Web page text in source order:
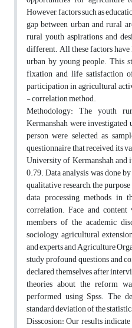
However, factors such as
gap between urban and rural
rural youth aspirations and
different. All these factors
urban by young people. This
fixation and life satisfaction
participation in agricultural
- correlation method.
Methodology: The youth
Kermanshah were
person were selected as
questionnaire that received its
University of Kermanshah
0.79. Data analysis was done
qualitative research, the
data processing methods in
correlation. Face and
members of the academic
sociology, agricultural
and experts and Agriculture
study profound questions and
declared themselves after
theories about the reform
performed using Spss. The
standard deviation of the
Disscosion: Our results